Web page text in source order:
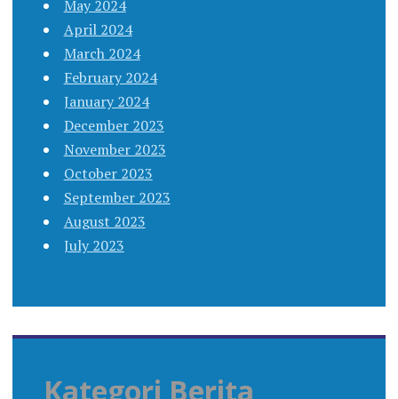
May 2024
April 2024
March 2024
February 2024
January 2024
December 2023
November 2023
October 2023
September 2023
August 2023
July 2023
Kategori Berita